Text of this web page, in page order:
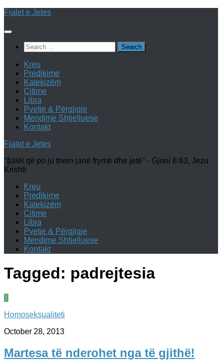
Skip
content
Fjalet e Jetes
Search
for:
Kreu
Predikime
Katekizëm
Citime
Libra
Pyetje & Përgjigje
Mendime Shtjelluese
Kontakt
Fjalet e Jetes
"fjalët që po ju them janë frymë dhe jetë" - Gjoni 6:63, Jezu
Krishti
Kreu
Predikime
Katekizëm
Citime
Libra
Pyetje & Përgjigje
Mendime Shtjelluese
Kontakt
Tagged: padrejtesia
0
Homoseksualiteti
October 28, 2013
Martesa të nderohet nga të gjithë!